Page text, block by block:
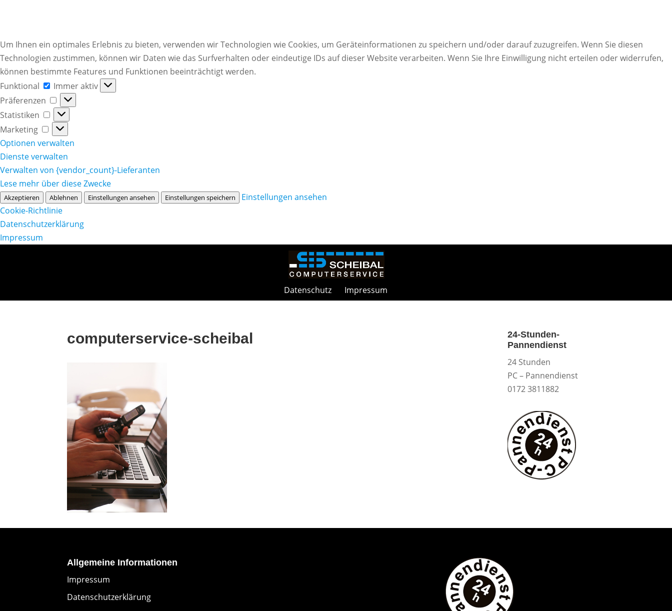
Um Ihnen ein optimales Erlebnis zu bieten, verwenden wir Technologien wie Cookies, um Geräteinformationen zu speichern und/oder darauf zuzugreifen. Wenn Sie diesen
Technologien zustimmen, können wir Daten wie das Surfverhalten oder eindeutige IDs auf dieser Website verarbeiten. Wenn Sie Ihre Einwilligung nicht erteilen oder widerrufen,
können bestimmte Features und Funktionen beeinträchtigt werden.
Funktional
Funktional
Immer aktiv
Präferenzen
Präferenzen
Statistiken
Statistiken
Marketing
Marketing
Optionen verwalten
Dienste verwalten
Verwalten von {vendor_count}-Lieferanten
Lese mehr über diese Zwecke
Akzeptieren Ablehnen Einstellungen ansehen Einstellungen speichern
Einstellungen ansehen
Cookie-Richtlinie
Datenschutzerklärung
Impressum
Datenschutz Impressum
computerservice-scheibal
24-Stunden-
Pannendienst
24 Stunden
PC – Pannendienst
0172 3811882
Allgemeine Informationen
Impressum
Datenschutzerklärung